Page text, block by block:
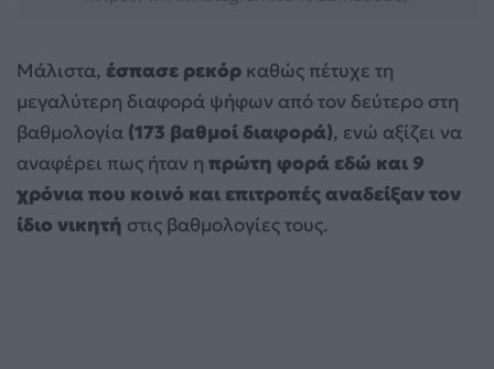
Μάλιστα, έσπασε ρεκόρ καθώς πέτυχε τη
μεγαλύτερη διαφορά ψήφων από τον δεύτερο στη
βαθμολογία (173 βαθμοί διαφορά), ενώ αξίζει να
αναφέρει πως ήταν η πρώτη φορά εδώ και 9
χρόνια που κοινό και επιτροπές αναδείξαν τον
ίδιο νικητή στις βαθμολογίες τους.